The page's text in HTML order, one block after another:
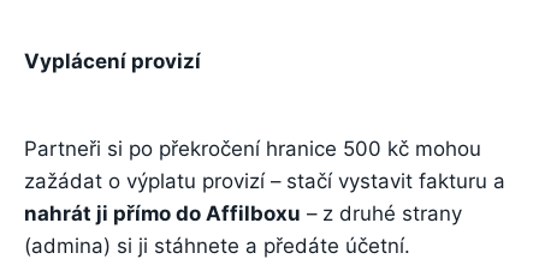
Vyplácení provizí
Partneři si po překročení hranice 500 kč mohou
zažádat o výplatu provizí – stačí vystavit fakturu a
nahrát ji přímo do Affilboxu – z druhé strany
(admina) si ji stáhnete a předáte účetní.